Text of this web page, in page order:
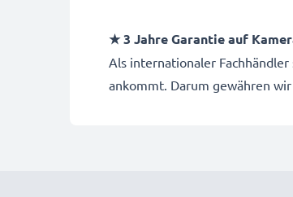
★ 3 Jahre Garantie auf
Als internationaler
ankommt. Darum gewähren